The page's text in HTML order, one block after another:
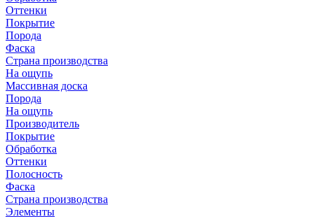
Оттенки
Покрытие
Порода
Фаска
Страна производства
На ощупь
Массивная доска
Порода
На ощупь
Производитель
Покрытие
Обработка
Оттенки
Полосность
Фаска
Страна производства
Элементы